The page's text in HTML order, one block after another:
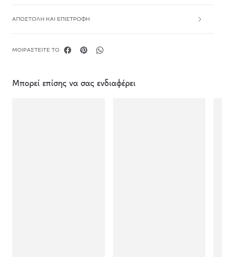
ΑΠΟΣΤΟΛΉ ΚΑΙ ΕΠΙΣΤΡΟΦΉ
ΜΟΙΡΑΣΤΕΊΤΕ ΤΟ
Μπορεί επίσης να σας ενδιαφέρει